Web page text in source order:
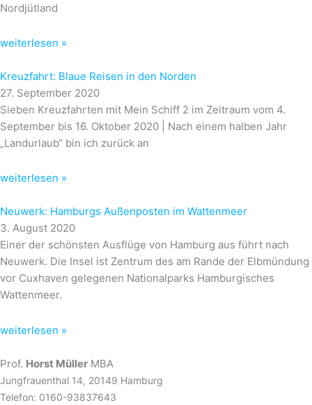
Nordjütland
weiterlesen »
Kreuzfahrt: Blaue Reisen in den Norden
27. September 2020
Sieben Kreuzfahrten mit Mein Schiff 2 im Zeitraum vom 4.
September bis 16. Oktober 2020 | Nach einem halben Jahr
„Landurlaub“ bin ich zurück an
weiterlesen »
Neuwerk: Hamburgs Außenposten im Wattenmeer
3. August 2020
Einer der schönsten Ausflüge von Hamburg aus führt nach
Neuwerk. Die Insel ist Zentrum des am Rande der Elbmündung
vor Cuxhaven gelegenen Nationalparks Hamburgisches
Wattenmeer.
weiterlesen »
Prof. Horst Müller MBA
Jungfrauenthal 14, 20149 Hamburg
Telefon: 0160-93837643